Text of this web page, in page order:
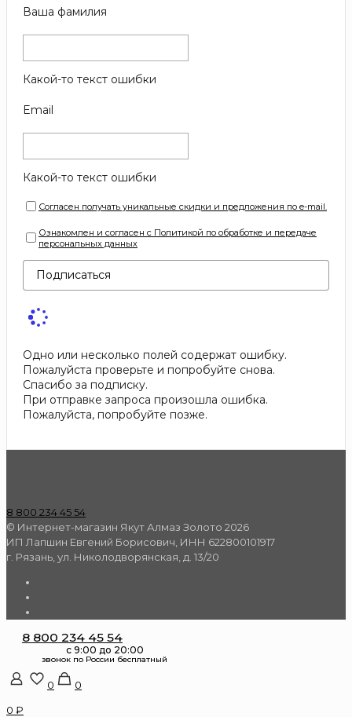
Ваша фамилия
Какой-то текст ошибки
Email
Какой-то текст ошибки
Согласен получать уникальные скидки и предложения по e-mail.
Ознакомлен и согласен с Политикой по обработке и передаче
персональных данных
Подписаться
Одно или несколько полей содержат ошибку.
Пожалуйста проверьте и попробуйте снова.
Спасибо за подписку.
При отправке запроса произошла ошибка.
Пожалуйста, попробуйте позже.
8 800 234 45 54
© Интернет-магазин Якут Алмаз Золото 2026
ИП Лапшин Евгений Борисович, ИНН 622800101917
г. Рязань, ул. Николодворянская, д. 13/20
8 800 234 45 54
0
0
0 ₽